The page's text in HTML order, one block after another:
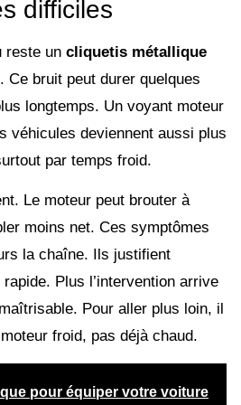
difficiles
reste un cliquetis métallique
. Ce bruit peut durer quelques
longtemps. Un voyant moteur
véhicules deviennent aussi plus
par temps froid.
Le moteur peut brouter à
moins net. Ces symptômes
la chaîne. Ils justifient
Plus l’intervention arrive
Pour aller plus loin, il
froid, pas déjà chaud.
pour équiper votre voiture